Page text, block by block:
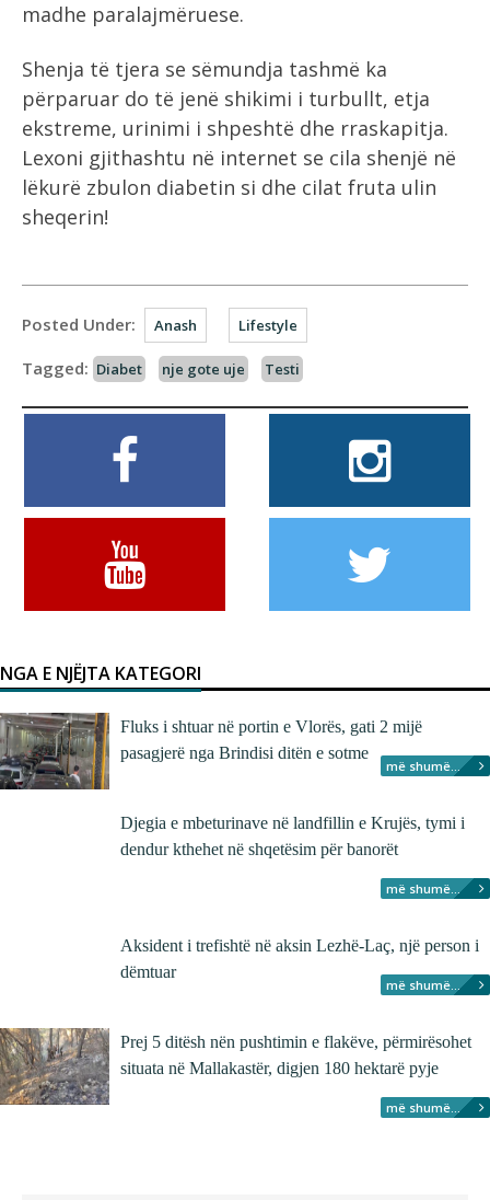
madhe paralajmëruese.
Shenja të tjera se sëmundja tashmë ka
përparuar do të jenë shikimi i turbullt, etja
ekstreme, urinimi i shpeshtë dhe rraskapitja.
Lexoni gjithashtu në internet se cila shenjë në
lëkurë zbulon diabetin si dhe cilat fruta ulin
sheqerin!
Posted Under: Anash Lifestyle
Tagged: Diabet nje gote uje Testi
NGA E NJËJTA KATEGORI
Fluks i shtuar në portin e Vlorës, gati 2 mijë
pasagjerë nga Brindisi ditën e sotme
më shumë...
Djegia e mbeturinave në landfillin e Krujës, tymi i
dendur kthehet në shqetësim për banorët
më shumë...
Aksident i trefishtë në aksin Lezhë-Laç, një person i
dëmtuar
më shumë...
Prej 5 ditësh nën pushtimin e flakëve, përmirësohet
situata në Mallakastër, digjen 180 hektarë pyje
më shumë...